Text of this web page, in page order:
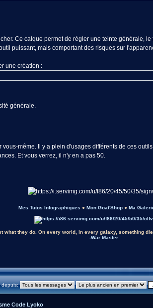
Ce calque permet de régler une teinte générale,
puissant, mais comportant des risques sur
une création :
générale.
même. Il y a plein d'usages différents de ces
Et vous verrez, il n'y en a pas 50.
Mes Tutos Infographiques ● Mon Goat'Shop● Ma
what they do. On every world, in every galaxy, something
-War Master
depuis:
Code Lyoko